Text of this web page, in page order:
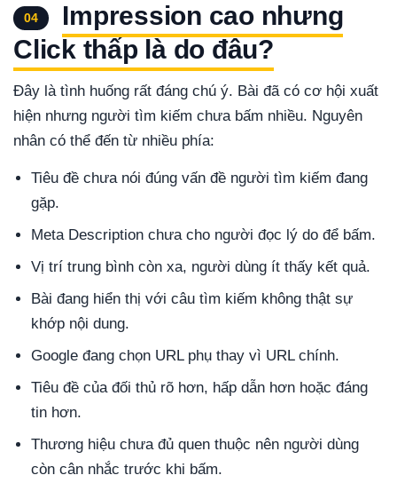
04
Impression cao nhưng
Click thấp là do đâu?
Đây là tình huống rất đáng chú ý. Bài đã có cơ hội xuất
hiện nhưng người tìm kiếm chưa bấm nhiều. Nguyên
nhân có thể đến từ nhiều phía:
Tiêu đề chưa nói đúng vấn đề người tìm kiếm đang
gặp.
Meta Description chưa cho người đọc lý do để bấm.
Vị trí trung bình còn xa, người dùng ít thấy kết quả.
Bài đang hiển thị với câu tìm kiếm không thật sự
khớp nội dung.
Google đang chọn URL phụ thay vì URL chính.
Tiêu đề của đối thủ rõ hơn, hấp dẫn hơn hoặc đáng
tin hơn.
Thương hiệu chưa đủ quen thuộc nên người dùng
còn cân nhắc trước khi bấm.